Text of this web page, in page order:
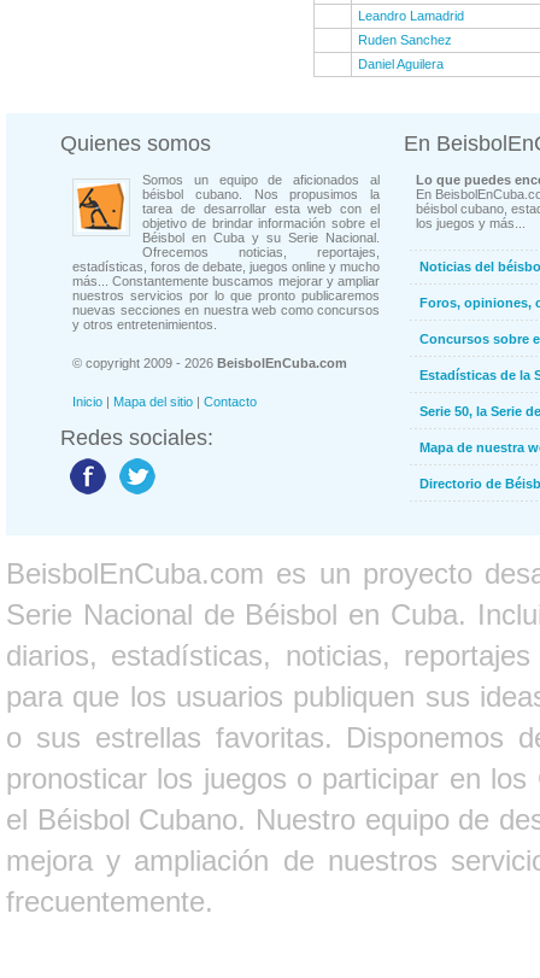
Leandro Lamadrid
Ruden Sanchez
Daniel Aguilera
Quienes somos
Somos un equipo de aficionados al
béisbol cubano. Nos propusimos la
tarea de desarrollar esta web con el
objetivo de brindar información sobre el
Béisbol en Cuba y su Serie Nacional.
Ofrecemos noticias, reportajes,
estadísticas, foros de debate, juegos online y mucho
más... Constantemente buscamos mejorar y ampliar
nuestros servicios por lo que pronto publicaremos
nuevas secciones en nuestra web como concursos
y otros entretenimientos.
© copyright 2009 - 2026 BeisbolEnCuba.com
Inicio | Mapa del sitio | Contacto
Redes sociales:
En
Lo que puedes
En
béisbol cubano,
los juegos y más...
Noticias del
Foros, opiniones,
Concursos sobre
Estadísticas de la
Serie 50, la Serie
Mapa de nuestra
Directorio de
BeisbolEnCuba.com es un proyecto
Serie Nacional de Béisbol en Cuba.
diarios, estadísticas, noticias,
para que los usuarios publiquen sus
o sus estrellas favoritas. Disponemos
pronosticar los juegos o participar en
el Béisbol Cubano. Nuestro equipo de
mejora y ampliación de nuestros
frecuentemente.